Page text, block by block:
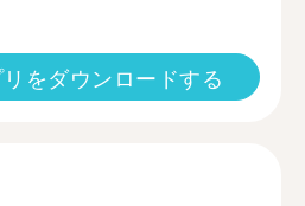
をダウンロードする